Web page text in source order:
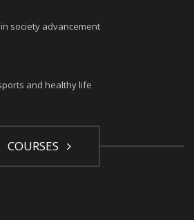
society advancement
and healthy life
COURSES